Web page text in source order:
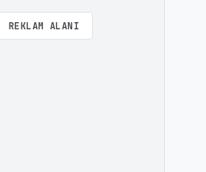
REKLAM ALANI